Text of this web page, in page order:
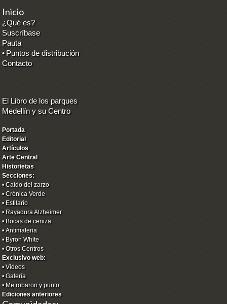
Inicio
¿Qué es?
Suscríbase
Pauta
• Puntos de distribución
Contacto
El Libro de los parques
Medellín y su Centro
Portada
Editorial
Artículos
Arte Central
Historietas
Secciones:
•Caído del zarzo
•Crónica Verde
•Estilario
•Rayadura Alzheimer
•Bocas de ceniza
•Antimateria
•Byron White
•Otros Centros
Exclusivo web:
•Videos
•Galería
•Me robaron y punto
Ediciones anteriores